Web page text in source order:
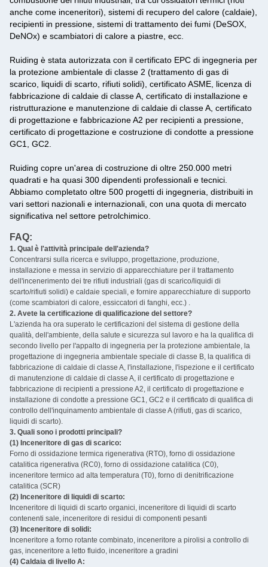
anche come inceneritori), sistemi di recupero del calore (caldaie),
recipienti in pressione, sistemi di trattamento dei fumi (DeSOX,
DeNOx) e scambiatori di calore a piastre, ecc.
Ruiding è stata autorizzata con il certificato EPC di ingegneria per
la protezione ambientale di classe 2 (trattamento di gas di
scarico, liquidi di scarto, rifiuti solidi), certificato ASME, licenza di
fabbricazione di caldaie di classe A, certificato di installazione e
ristrutturazione e manutenzione di caldaie di classe A, certificato
di progettazione e fabbricazione A2 per recipienti a pressione,
certificato di progettazione e costruzione di condotte a pressione
GC1, GC2.
Ruiding copre un'area di costruzione di oltre 250.000 metri
quadrati e ha quasi 300 dipendenti professionali e tecnici.
Abbiamo completato oltre 500 progetti di ingegneria, distribuiti in
vari settori nazionali e internazionali, con una quota di mercato
significativa nel settore petrolchimico.
FAQ:
1. Qual è l'attività principale dell'azienda?
Concentrarsi sulla ricerca e sviluppo, progettazione, produzione,
installazione e messa in servizio di apparecchiature per il trattamento
dell'incenerimento dei tre rifiuti industriali (gas di scarico/liquidi di
scarto/rifiuti solidi) e caldaie speciali, e fornire apparecchiature di supporto
(come scambiatori di calore, essiccatori di fanghi, ecc.) ‌.
2. Avete la certificazione di qualificazione del settore? ‌
L'azienda ha ora superato le certificazioni del sistema di gestione della
qualità, dell'ambiente, della salute e sicurezza sul lavoro e ha la qualifica di
secondo livello per l'appalto di ingegneria per la protezione ambientale, la
progettazione di ingegneria ambientale speciale di classe B, la qualifica di
fabbricazione di caldaie di classe A, l'installazione, l'ispezione e il certificato
di manutenzione di caldaie di classe A, il certificato di progettazione e
fabbricazione di recipienti a pressione A2, il certificato di progettazione e
installazione di condotte a pressione GC1, GC2 e il certificato di qualifica di
controllo dell'inquinamento ambientale di classe A (rifiuti, gas di scarico,
liquidi di scarto).
3. Quali sono i prodotti principali? ‌
(1) Inceneritore di gas di scarico:
Forno di ossidazione termica rigenerativa (RTO), forno di ossidazione
catalitica rigenerativa (RC0), forno di ossidazione catalitica (C0),
inceneritore termico ad alta temperatura (T0), forno di denitrificazione
catalitica (SCR)
(2) Inceneritore di liquidi di scarto:
Inceneritore di liquidi di scarto organici, inceneritore di liquidi di scarto
contenenti sale, inceneritore di residui di componenti pesanti
(3) Inceneritore di solidi:
Inceneritore a forno rotante combinato, inceneritore a pirolisi a controllo di
gas, inceneritore a letto fluido, inceneritore a gradini
(4) Caldaia di livello A: